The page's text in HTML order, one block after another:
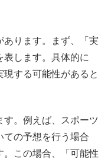
あります。まず、「実
します。具体的に
する可能性があると
す。例えば、スポーツ
ての予想を行う場合
。この場合、「可能性